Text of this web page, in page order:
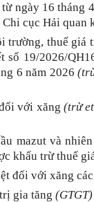
ngày 16 tháng
cục Hải quan
trường, thuế
19/2026/
6 năm 2026
với xăng (trừ
mazut và
khấu trừ thuế
đối với xăng
gia tăng(GTGT)